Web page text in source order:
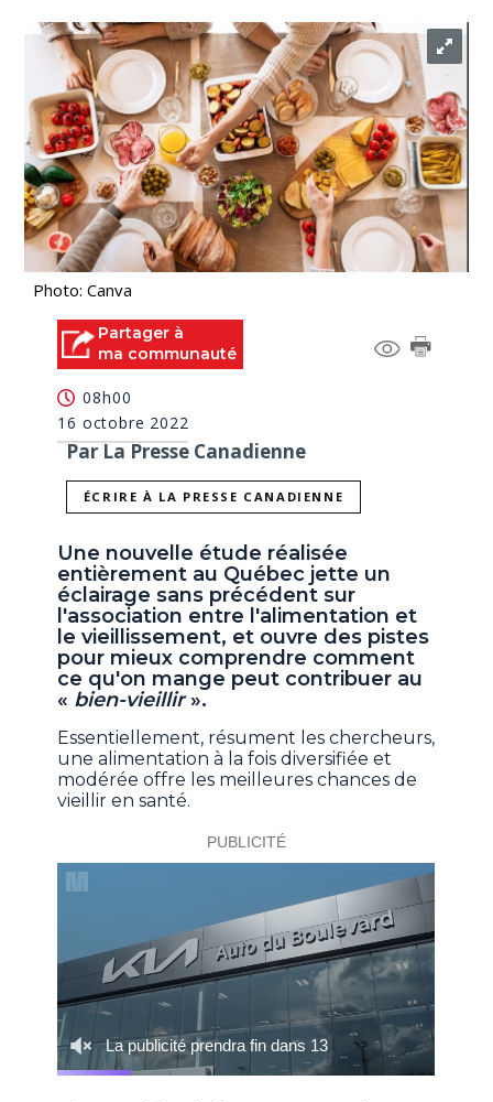
Photo: Canva
Partager à
ma communauté
08h00
16 octobre 2022
Par La Presse Canadienne
ÉCRIRE À LA PRESSE CANADIENNE
Une nouvelle étude réalisée
entièrement au Québec jette un
éclairage sans précédent sur
l'association entre l'alimentation et
le vieillissement, et ouvre des pistes
pour mieux comprendre comment
ce qu'on mange peut contribuer au
« bien-vieillir».
Essentiellement, résument les chercheurs,
une alimentation à la fois diversifiée et
modérée offre les meilleures chances de
vieillir en santé.